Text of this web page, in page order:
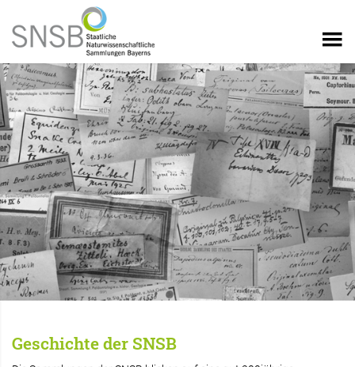
Geschichte der SNSB